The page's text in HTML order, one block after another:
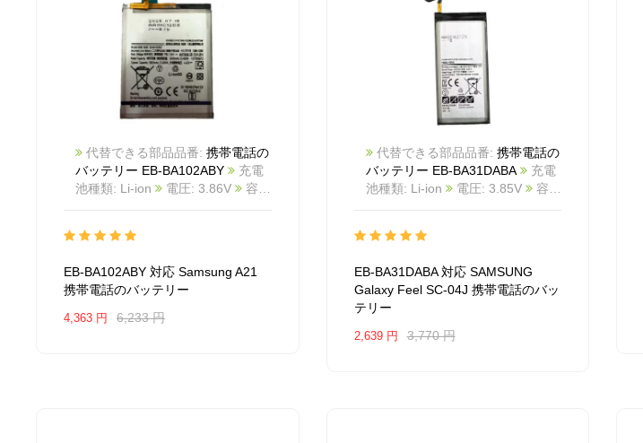
代替できる部品品番: 携帯電話の
バッテリー EB-BA102ABY
充電
池種類: Li-ion
電圧: 3.86V
2603BA1116M_Te
BA102ABY
対応ラッ モデル: For
Samsung A21
EB-BA102ABY 対応 Samsung A21
携帯電話のバッテリー
4,363 円 6,233 円
代替できる部品品番: 携帯電話の
バッテリー EB-BA31DABA
充電
池種類: Li-ion
電圧: 3.85V
容
2602BA1091M_Te
互換品番: EB-BA31DABA 対応ラ
ッ モデル: For SAMSUNG Galaxy
Feel SC-04J
EB-BA31DABA 対応 SAMSUNG
Galaxy Feel SC-04J 携帯電話のバッ
テリー
2,639 円 3,770 円